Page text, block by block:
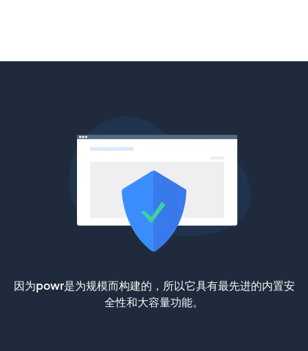
因为powr是为规模而构建的，所以它具有最先进的内置安
全性和大容量功能。